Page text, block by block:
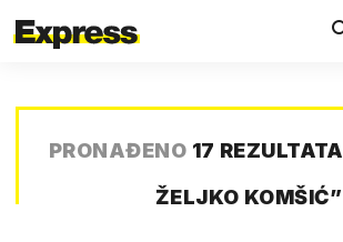
PRONAĐENO 17 REZULTATA
ŽELJKO KOMŠIĆ”